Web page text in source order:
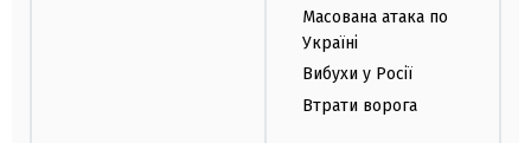
Масована атака по
Україні
Вибухи у Росії
Втрати ворога